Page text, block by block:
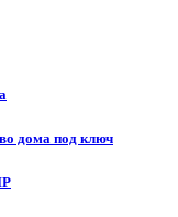
дома под ключ